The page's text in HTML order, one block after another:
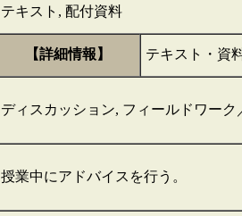
テキスト, 配付資料
【詳細情報】 テキスト・資
ディスカッション, フィールドワー
授業中にアドバイスを行う。